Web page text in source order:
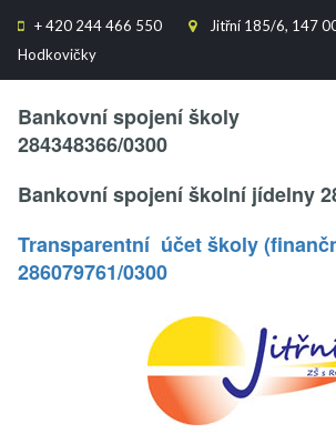
 +420 244 466 550 
Jitřní 185/6, 147
Hodkovičky
Bankovní spojení školy
284348366/0300
Bankovní spojení školní jídelny
Transparentní účet školy
286079761/0300